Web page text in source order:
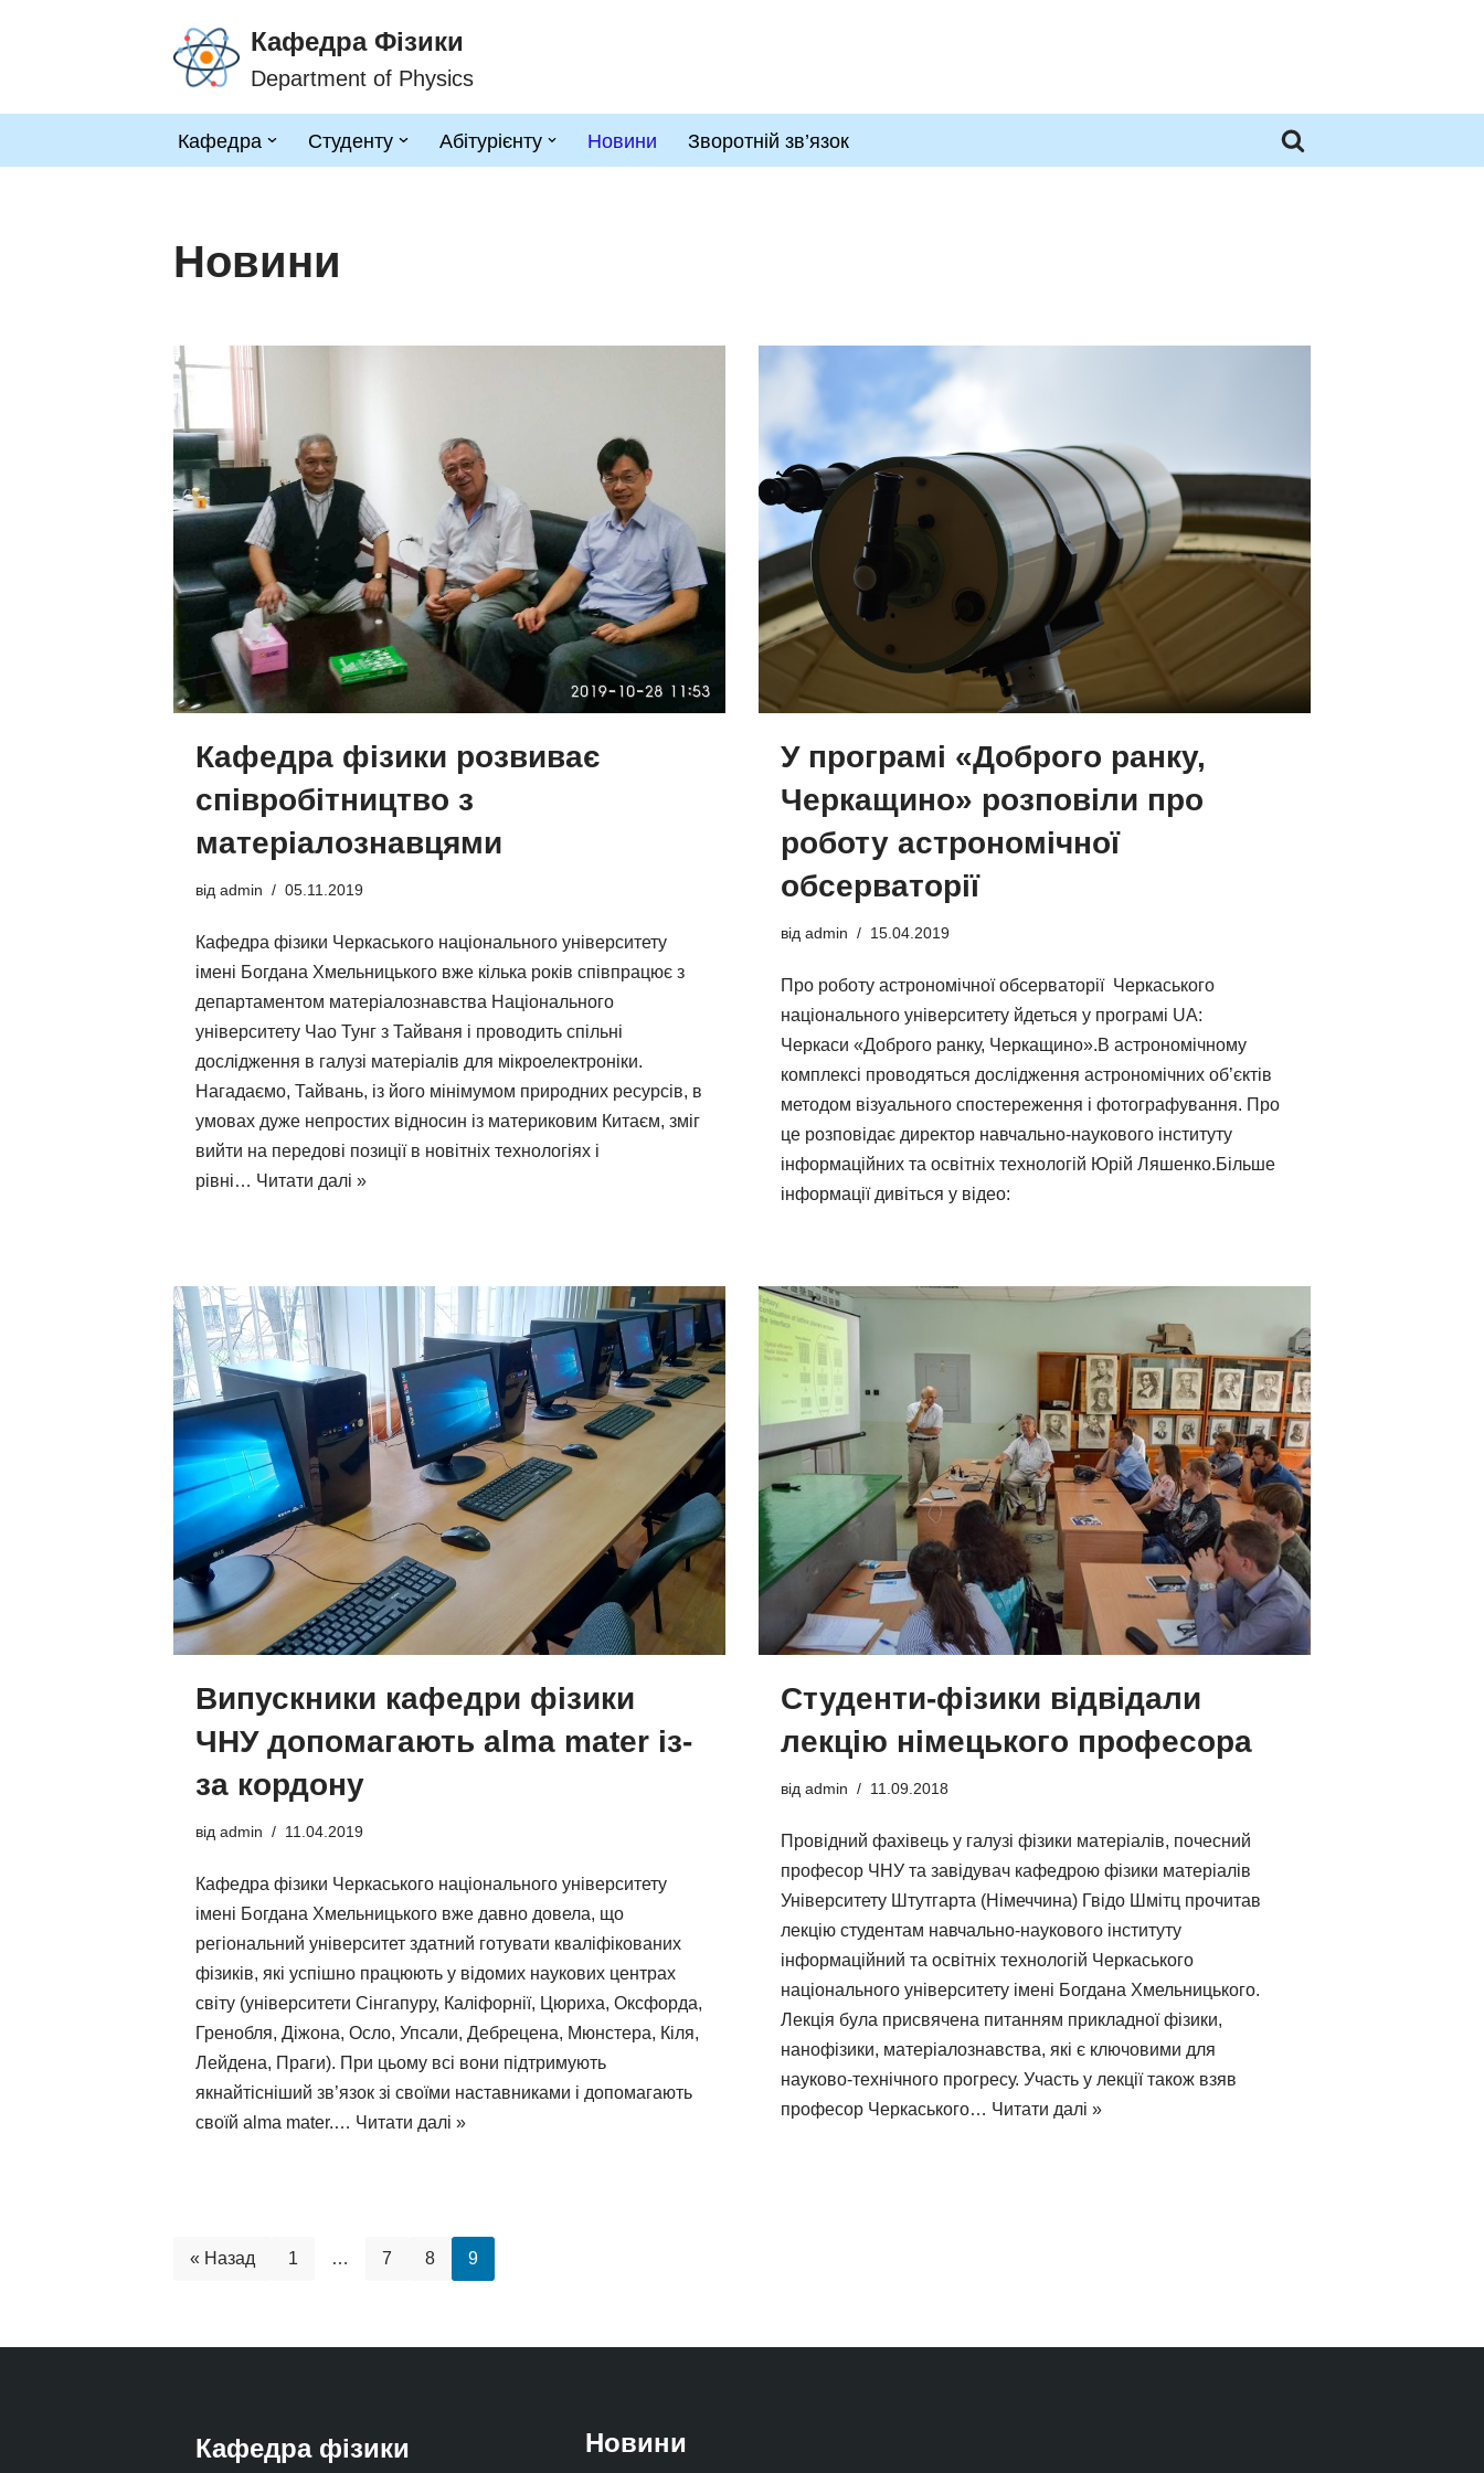
Кафедра Фізики
Department of Physics
Кафедра Студенту Абітурієнту Новини Зворотній зв’язок
Новини
Кафедра фізики розвиває
співробітництво з
матеріалознавцями
від admin 05.11.2019
Кафедра фізики Черкаського національного університету
імені Богдана Хмельницького вже кілька років співпрацює з
департаментом матеріалознавства Національного
університету Чао Тунг з Тайваня і проводить спільні
дослідження в галузі матеріалів для мікроелектроніки.
Нагадаємо, Тайвань, із його мінімумом природних ресурсів, в
умовах дуже непростих відносин із материковим Китаєм, зміг
вийти на передові позиції в новітніх технологіях і
рівні… Читати далі »
У програмі «Доброго ранку,
Черкащино» розповіли про
роботу астрономічної
обсерваторії
від admin 15.04.2019
Про роботу астрономічної обсерваторії Черкаського
національного університету йдеться у програмі UA:
Черкаси «Доброго ранку, Черкащино».В астрономічному
комплексі проводяться дослідження астрономічних об’єктів
методом візуального спостереження і фотографування. Про
це розповідає директор навчально-наукового інституту
інформаційних та освітніх технологій Юрій Ляшенко.Більше
інформації дивіться у відео:
Випускники кафедри фізики
ЧНУ допомагають alma mater із-
за кордону
від admin 11.04.2019
Кафедра фізики Черкаського національного університету
імені Богдана Хмельницького вже давно довела, що
регіональний університет здатний готувати кваліфікованих
фізиків, які успішно працюють у відомих наукових центрах
світу (університети Сінгапуру, Каліфорнії, Цюриха, Оксфорда,
Гренобля, Діжона, Осло, Упсали, Дебрецена, Мюнстера, Кіля,
Лейдена, Праги). При цьому всі вони підтримують
якнайтісніший зв’язок зі своїми наставниками і допомагають
своїй alma mater.… Читати далі »
Студенти-фізики відвідали
лекцію німецького професора
від admin 11.09.2018
Провідний фахівець у галузі фізики матеріалів, почесний
професор ЧНУ та завідувач кафедрою фізики матеріалів
Університету Штутгарта (Німеччина) Гвідо Шмітц прочитав
лекцію студентам навчально-наукового інституту
інформаційний та освітніх технологій Черкаського
національного університету імені Богдана Хмельницького.
Лекція була присвячена питанням прикладної фізики,
нанофізики, матеріалознавства, які є ключовими для
науково-технічного прогресу. Участь у лекції також взяв
професор Черкаського… Читати далі »
« Назад 1 … 7 8 9
Кафедра фізики Новини